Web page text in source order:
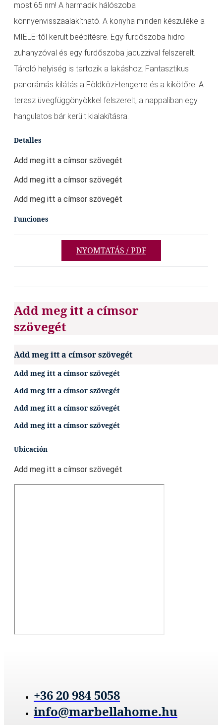
most 65 nm! A harmadik hálószoba
könnyenvisszaalakítható. A konyha minden készüléke a
MIELE-től került beépítésre. Egy fürdőszoba hidro
zuhanyzóval és egy fürdőszoba jacuzzival felszerelt.
Tároló helyiség is tartozik a lakáshoz. Fantasztikus
panorámás kilátás a Földközi-tengerre és a kikötőre. A
terasz üvegfüggönyökkel felszerelt, a nappaliban egy
hangulatos bár került kialakításra.
Detalles
Add meg itt a címsor szövegét
Add meg itt a címsor szövegét
Add meg itt a címsor szövegét
Funciones
NYOMTATÁS / PDF
Add meg itt a címsor
szövegét
Add meg itt a címsor szövegét
Add meg itt a címsor szövegét
Add meg itt a címsor szövegét
Add meg itt a címsor szövegét
Add meg itt a címsor szövegét
Ubicación
Add meg itt a címsor szövegét
+36 20 984 5058
info@marbellahome.hu